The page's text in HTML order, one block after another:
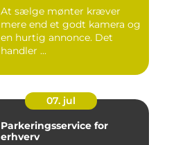
At sælge mønter kræver
mere end et godt kamera og
en hurtig annonce. Det
handler ...
07. jul
Parkeringsservice for
erhverv